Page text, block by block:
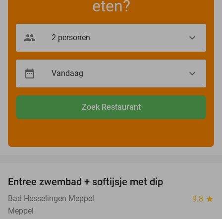
eten?
Zoek Restaurant
Entree zwembad + softijsje met dip
Bad Hesselingen Meppel 9.8 star
Meppel